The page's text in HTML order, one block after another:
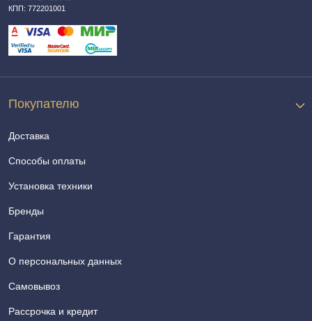
КПП: 772201001
Покупателю
Доставка
Способы оплаты
Установка техники
Бренды
Гарантия
О персональных данных
Самовывоз
Рассрочка и кредит